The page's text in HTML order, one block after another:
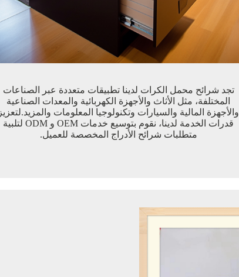
تجد شرائح محمل الكرات لدينا تطبيقات متعددة عبر الصناعات
المختلفة، مثل الأثاث والأجهزة الكهربائية والمعدات الصناعية
والأجهزة المالية والسيارات وتكنولوجيا المعلومات والمزيد.لتعزيز
قدرات الخدمة لدينا، نقوم بتوسيع خدمات OEM و ODM لتلبية
متطلبات شرائح الأدراج المخصصة للعميل.